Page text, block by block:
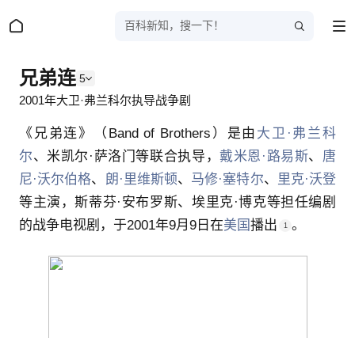
百科新知，搜一下！
兄弟连 5
2001年大卫·弗兰科尔执导战争剧
《兄弟连》（Band of Brothers）是由 大卫·弗兰科
尔、米凯尔·萨洛门等联合执导，戴米恩·路易斯、 唐
尼·沃尔伯格、 朗·里维斯顿、 马修·塞特尔、
里克·沃登
等主演，斯蒂芬·安布罗斯、埃里克·博克等担任编剧
的战争电视剧 ，于2001年9月9日 在美国播出 1 。